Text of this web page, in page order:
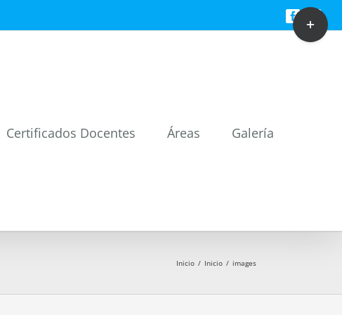
Facebook
Certificados Docentes Áreas Galería
Inicio / Inicio / images
Toggle
Sliding